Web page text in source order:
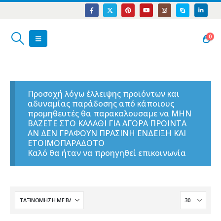
0
Προσοχή λόγω έλλειψης προϊόντων και
αδυναμίας παράδοσης από κάποιους
προμηθευτές θα παρακαλουσαμε να ΜΗΝ
ΒΑΖΕΤΕ ΣΤΟ ΚΑΛΑΘΙ ΓΙΑ ΑΓΟΡΑ ΠΡΟΙΝΤΑ
ΑΝ ΔΕΝ ΓΡΑΦΟΥΝ ΠΡΑΣΙΝΗ ΕΝΔΕΙΞΗ ΚΑΙ
ΕΤΟΙΜΟΠΑΡΑΔΟΤΟ
Καλό θα ήταν να προηγηθεί επικοινωνία